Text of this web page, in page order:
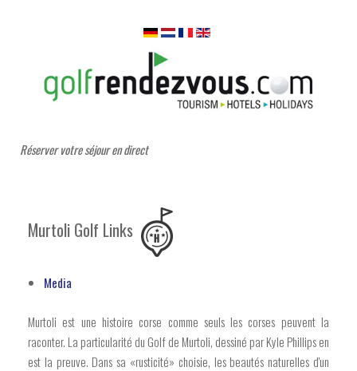
Réserver votre séjour en direct
Murtoli Golf Links
Media
Murtoli est une histoire corse comme seuls les corses peuvent la
raconter. La particularité du Golf de Murtoli, dessiné par Kyle Phillips en
est la preuve. Dans sa «rusticité» choisie, les beautés naturelles d'un